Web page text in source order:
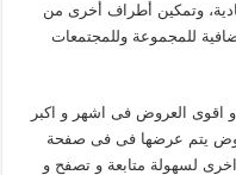
وتمكين أطراف أخرى من
للمجموعة وللمجتمعات
العروض فى اشهر و اكبر
يتم عرضها فى فى صفحة
لسهولة متابعة و تصفح و